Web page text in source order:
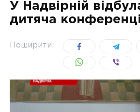
УКРАЇНА
У Надвірній
дитяча
Поширити: